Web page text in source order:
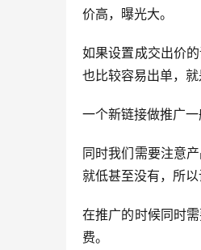
价高，曝光大。
如果设置成交出价
也比较容易出单，就
一个新链接做推广
同时我们需要注意
就低甚至没有，所以
在推广的时候同时
费。